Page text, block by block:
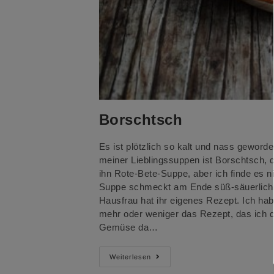
Borschtsch
Es ist plötzlich so kalt und nass
meiner Lieblingssuppen ist Borschtsch,
ihn Rote-Bete-Suppe, aber ich finde es
Suppe schmeckt am Ende süß-
Hausfrau hat ihr eigenes Rezept. Ich
mehr oder weniger das Rezept, das ich
Gemüse da…
WeiterlesenBorschtsch